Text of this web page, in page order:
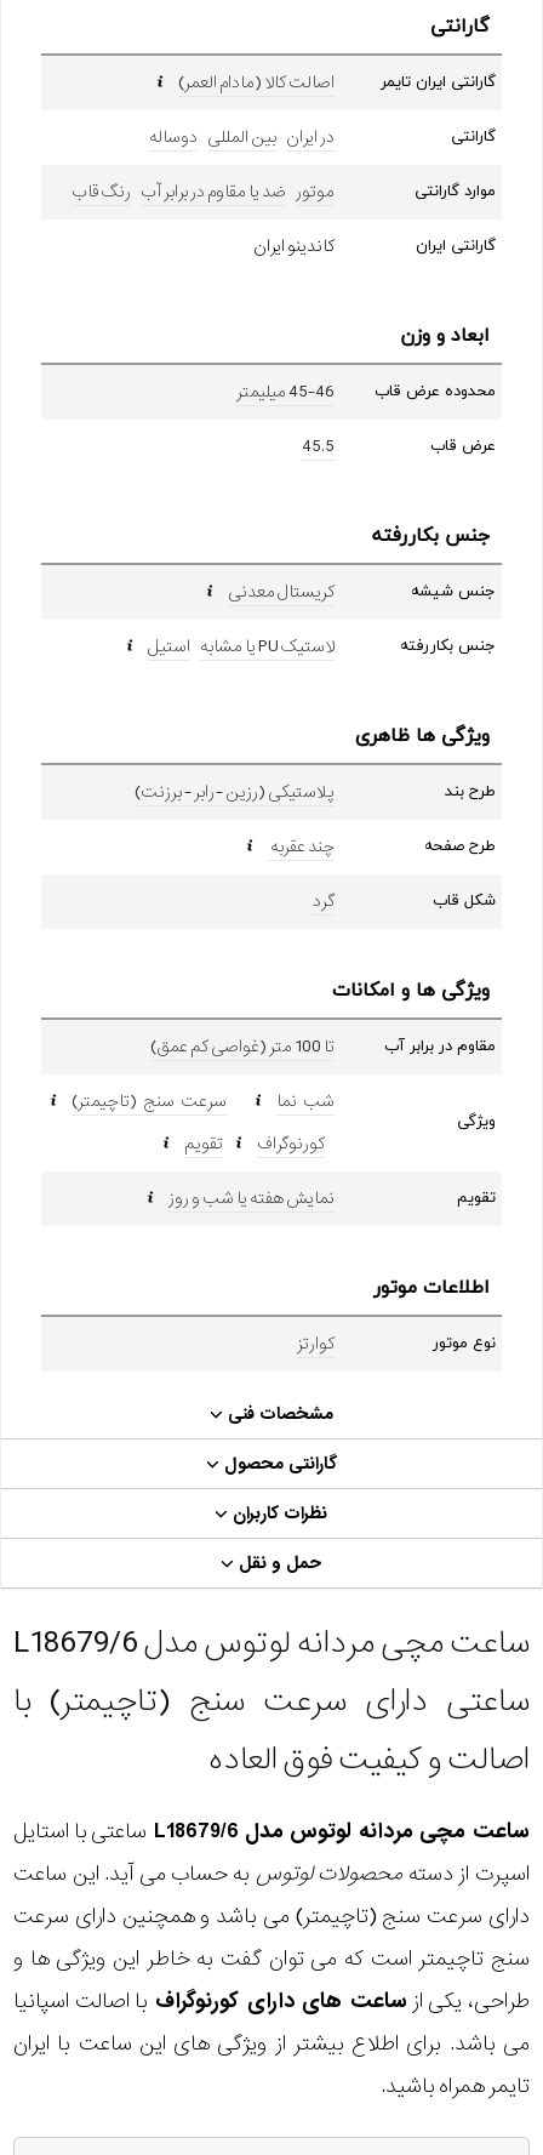
گارانتی
گارانتی ایران تایمر اصالت کالا (مادام العمر)
گارانتی در ایران بین المللی دوساله
موارد گارانتی موتور ضد یا مقاوم در برابر آب رنگ قاب
گارانتی ایران کاندینو ایران
ابعاد و وزن
محدوده عرض قاب 45-46 میلیمتر
عرض قاب 45.5
جنس بکاررفته
جنس شیشه کریستال معدنی
جنس بکاررفته لاستیک PU یا مشابه استیل
ویژگی ها ظاهری
طرح بند پلاستیکی (رزین - رابر - برزنت)
طرح صفحه چند عقربه
شکل قاب گرد
ویژگی ها و امکانات
مقاوم در برابر آب تا 100 متر (غواصی کم عمق)
ویژگی
شب نما
سرعت سنج (تاچیمتر)
کورنوگراف
تقویم
تقویم نمایش هفته یا شب و روز
اطلاعات موتور
نوع موتور کوارتز
مشخصات فنی
گارانتی محصول
نظرات کاربران
حمل و نقل
ساعت مچی مردانه لوتوس مدل L18679/6
ساعتی دارای سرعت سنج (تاچیمتر) با
اصالت و کیفیت فوق العاده
ساعت مچی مردانه لوتوس مدل L18679/6
ساعتی با استایل
اسپرت از دسته محصولات لوتوس به حساب می آید. این ساعت
دارای سرعت سنج (تاچیمتر) می باشد و همچنین دارای سرعت
سنج تاچیمتر است که می توان گفت به خاطر این ویژگی ها و
طراحی، یکی از ساعت های دارای کورنوگراف با اصالت اسپانیا
می باشد. برای اطلاع بیشتر از ویژگی های این ساعت با ایران
تایمر همراه باشید.